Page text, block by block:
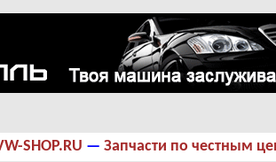
SHOP.RU — Запчасти по честным